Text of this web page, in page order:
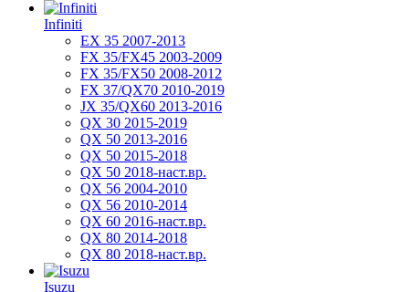
Infiniti
EX 35 2007-2013
FX 35/FX45 2003-2009
FX 35/FX50 2008-2012
FX 37/QX70 2010-2019
JX 35/QX60 2013-2016
QX 30 2015-2019
QX 50 2013-2016
QX 50 2015-2018
QX 50 2018-наст.вр.
QX 56 2004-2010
QX 56 2010-2014
QX 60 2016-наст.вр.
QX 80 2014-2018
QX 80 2018-наст.вр.
Isuzu